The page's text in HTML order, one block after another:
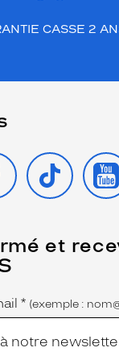
CASSE 2
TIKTOK
et
* (exemple :